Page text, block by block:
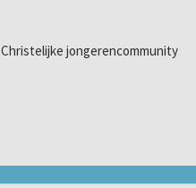
Christelijke jongerencommunity